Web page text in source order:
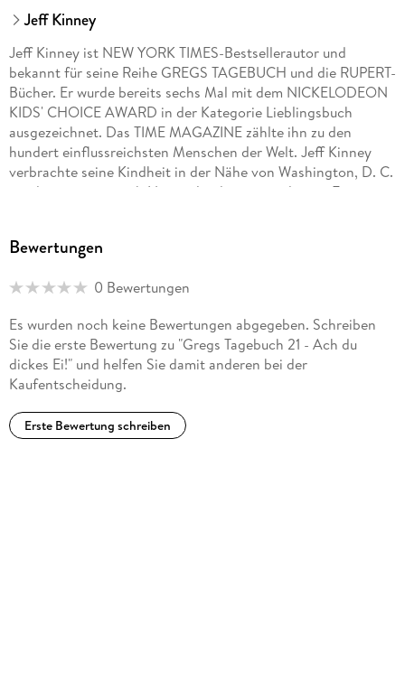
Jeff Kinney
Jeff Kinney ist NEW YORK TIMES-Bestsellerautor und
bekannt für seine Reihe GREGS TAGEBUCH und die RUPERT-
Bücher. Er wurde bereits sechs Mal mit dem NICKELODEON
KIDS' CHOICE AWARD in der Kategorie Lieblingsbuch
ausgezeichnet. Das TIME MAGAZINE zählte ihn zu den
hundert einflussreichsten Menschen der Welt. Jeff Kinney
verbrachte seine Kindheit in der Nähe von Washington, D. C.
, und zog später nach Neuengland, wo er und seine Frau eine
Bewertungen
0 Bewertungen
Es wurden noch keine Bewertungen abgegeben. Schreiben
Sie die erste Bewertung zu "Gregs Tagebuch 21 - Ach du
dickes Ei!" und helfen Sie damit anderen bei der
Kaufentscheidung.
Erste Bewertung schreiben